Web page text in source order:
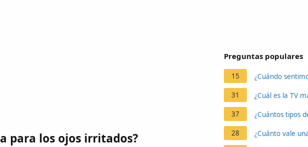
para los ojos irritados?
Preguntas populares
15 ¿Cuándo
31 ¿Cuál es la TV
37 ¿Cuántos tipos
28 ¿Cuánto vale